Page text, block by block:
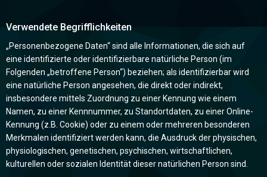
Verwendete Begrifflichkeiten
„Personenbezogene Daten“ sind alle Informationen, die sich auf
eine identifizierte oder identifizierbare natürliche Person (im
Folgenden „betroffene Person“) beziehen; als identifizierbar wird
eine natürliche Person angesehen, die direkt oder indirekt,
insbesondere mittels Zuordnung zu einer Kennung wie einem
Namen, zu einer Kennnummer, zu Standortdaten, zu einer Online-
Kennung (z.B. Cookie) oder zu einem oder mehreren besonderen
Merkmalen identifiziert werden kann, die Ausdruck der physischen,
physiologischen, genetischen, psychischen, wirtschaftlichen,
kulturellen oder sozialen Identität dieser natürlichen Person sind.